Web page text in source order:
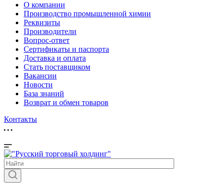
О компании
Производство промышленной химии
Реквизиты
Производители
Вопрос-ответ
Сертификаты и паспорта
Доставка и оплата
Стать поставщиком
Вакансии
Новости
База знаний
Возврат и обмен товаров
Контакты